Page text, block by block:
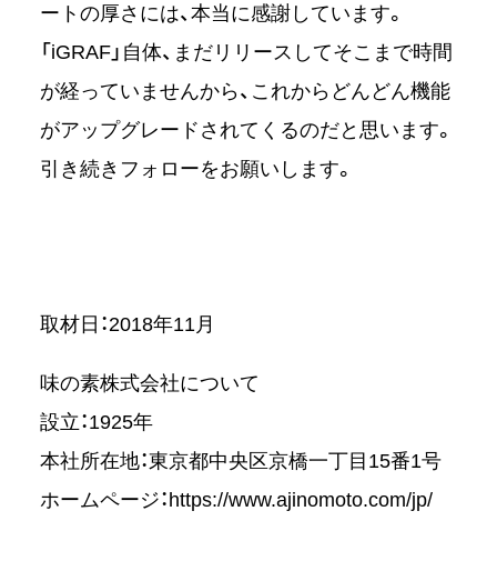
ートの厚さには、本当に感謝しています。
「iGRAF」自体、まだリリースしてそこまで時間
が経っていませんから、これからどんどん機能
がアップグレードされてくるのだと思います。
引き続きフォローをお願いします。
取材日：2018年11月
味の素株式会社について
設立：1925年
本社所在地：東京都中央区京橋一丁目15番1号
ホームページ： https://www.ajinomoto.com/jp/